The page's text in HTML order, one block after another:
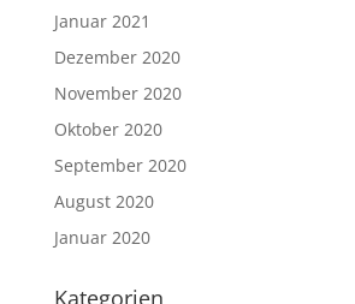
Januar 2021
Dezember 2020
November 2020
Oktober 2020
September 2020
August 2020
Januar 2020
Kategorien